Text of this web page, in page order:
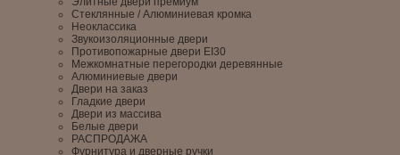
Стеклянные / Алюминиевая кромка
Неоклассика
Звукоизоляционные двери
Противопожарные двери EI30
Межкомнатные перегородки деревянные
Алюминиевые двери
Двери на заказ
Гладкие двери
Двери из массива
Белые двери
РАСПРОДАЖА
Фурнитура и дверные ручки